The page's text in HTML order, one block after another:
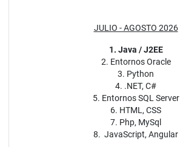
JULIO - AGOSTO 2026
1. Java / J2EE
2. Entornos Oracle
3. Python
4. .NET, C#
5. Entornos SQL Server
6. HTML, CSS
7. Php, MySql
8. JavaScript, Angular